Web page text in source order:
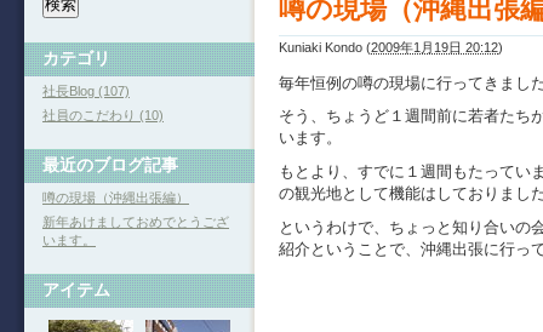
噂の現場（沖縄出張
Kuniaki Kondo (2009年1月19日 20:12)
毎年恒例の噂の現場に行ってきまし
そう、ちょうど１週間前に若者たち
います。
もとより、すでに１週間もたってい
の観光地として機能はしておりまし
というわけで、ちょっと知り合いの
紹介ということで、沖縄出張に行っ
カテゴリ
社長Blog (107)
社員のこだわり (10)
最近のブログ記事
噂の現場（沖縄出張編）
新年あけましておめでとうござ
います。
アイテム